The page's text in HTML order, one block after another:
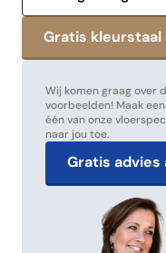
Wij komen graag over
voorbeelden! Maak
één van onze
naar jou toe.
Gratis advies